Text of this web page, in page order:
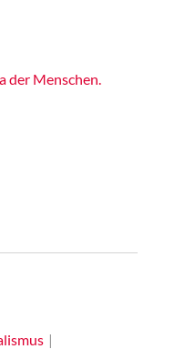
der Menschen.